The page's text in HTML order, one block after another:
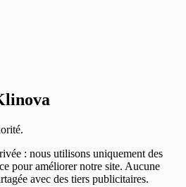
: nous utilisons uniquement des
pour améliorer notre site. Aucune
avec des tiers publicitaires.